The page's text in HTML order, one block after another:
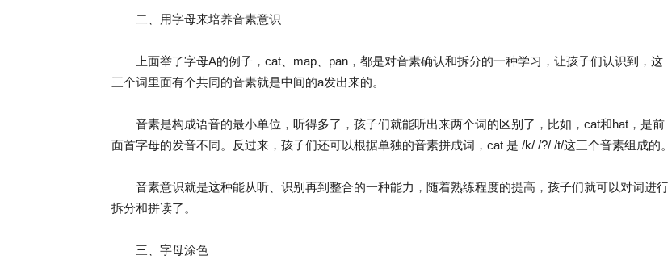
二、用字母来培养音素意识
上面举了字母A的例子，cat、map、pan，都是对音素确认和拆分的一种学习，让孩子们认识到，这
三个词里面有个共同的音素就是中间的a发出来的。
音素是构成语音的最小单位，听得多了，孩子们就能听出来两个词的区别了，比如，cat和hat，是前
面首字母的发音不同。反过来，孩子们还可以根据单独的音素拼成词，cat 是 /k/ /?/ /t/这三个音素组成的。
音素意识就是这种能从听、识别再到整合的一种能力，随着熟练程度的提高，孩子们就可以对词进行
拆分和拼读了。
三、字母涂色